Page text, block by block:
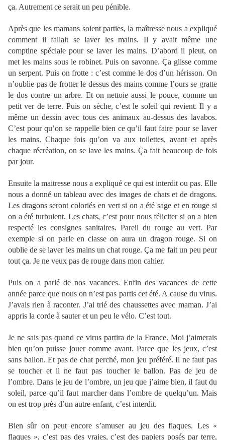
ça. Autrement ce serait un peu pénible.
Après que les mamans soient parties, la maîtresse nous a expliqué
comment il fallait se laver les mains. Il y avait même une
comptine spéciale pour se laver les mains. D’abord il pleut, on
met les mains sous le robinet. Puis on savonne. Ça glisse comme
un serpent. Puis on frotte : c’est comme le dos d’un hérisson. On
n’oublie pas de frotter le dessus des mains comme l’ours se gratte
le dos contre un arbre. Et on nettoie aussi le pouce, comme un
petit ver de terre. Puis on sèche, c’est le soleil qui revient. Il y a
même un dessin avec tous ces animaux au-dessus des lavabos.
C’est pour qu’on se rappelle bien ce qu’il faut faire pour se laver
les mains. Chaque fois qu’on va aux toilettes, avant et après
chaque récréation, on se lave les mains. Ça fait beaucoup de fois
par jour.
Ensuite la maitresse nous a expliqué ce qui est interdit ou pas. Elle
nous a donné un tableau avec des images de chats et de dragons.
Les dragons seront coloriés en vert si on a été sage et en rouge si
on a été turbulent. Les chats, c’est pour nous féliciter si on a bien
respecté les consignes sanitaires. Pareil du rouge au vert. Par
exemple si on parle en classe on aura un dragon rouge. Si on
oublie de se laver les mains un chat rouge. Ça me fait un peu peur
tout ça. Je ne veux pas de rouge dans mon cahier.
Puis on a parlé de nos vacances. Enfin des vacances de cette
année parce que nous on n’est pas partis cet été. A cause du virus.
J’avais rien à raconter. J’ai trié des chaussettes avec maman. J’ai
appris la corde à sauter et un peu le vélo. C’est tout.
Je ne sais pas quand ce virus partira de la France. Moi j’aimerais
bien qu’on puisse jouer comme avant. Parce que les jeux, c’est
sans ballon. Et pas de chat perché, mon jeu préféré. Il ne faut pas
se toucher et il ne faut pas toucher le ballon. Pas de jeu de
l’ombre. Dans le jeu de l’ombre, un jeu que j’aime bien, il faut du
soleil, parce qu’il faut marcher dans l’ombre de quelqu’un. Mais
on est trop près d’un autre enfant, c’est interdit.
Bien sûr on peut encore s’amuser au jeu des flaques. Les «
flaques », c’est pas des vraies, c’est des papiers posés par terre,